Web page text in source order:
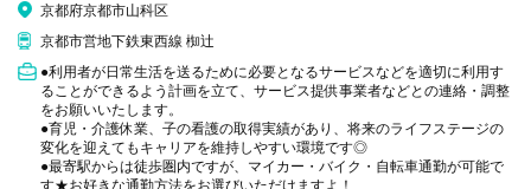
京都府京都市山科区
京都市営地下鉄東西線 椥辻
●利用者が日常生活を送るために必要となるサービスなどを適切に利用す
ることができるよう計画を立て、サービス提供事業者などとの連絡・調整
をお願いいたします。
●育児・介護休業、子の看護の取得実績があり、将来のライフステージの
変化を迎えてもキャリアを維持しやすい環境です◎
●最寄駅からは徒歩圏内ですが、マイカー・バイク・自転車通勤が可能で
す★お好きな通勤方法をお選びいただけますよ！